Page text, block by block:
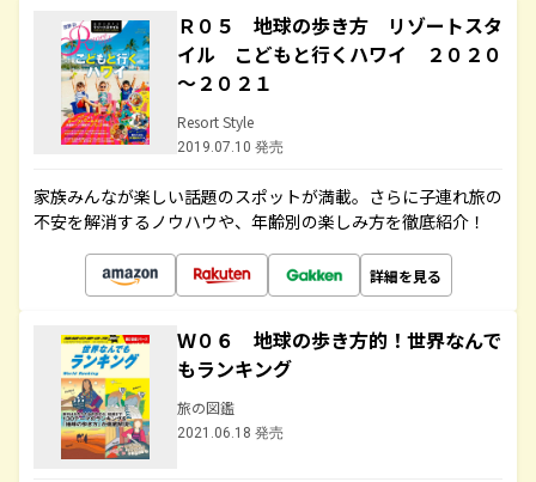
Ｒ０５ 地球の歩き方 リゾートスタ
イル こどもと行くハワイ ２０２０
～２０２１
Resort Style
2019.07.10 発売
家族みんなが楽しい話題のスポットが満載。さらに子連れ旅の
不安を解消するノウハウや、年齢別の楽しみ方を徹底紹介！
詳細を見る
Ｗ０６ 地球の歩き方的！世界なんで
もランキング
旅の図鑑
2021.06.18 発売